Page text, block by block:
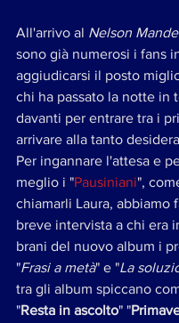
All'arrivo al Nelson
sono già numerosi i fans
aggiudicarsi il posto
chi ha passato la notte in
davanti per entrare tra i
arrivare alla tanto
Per ingannare l'attesa e
meglio i "Pausiniani",
chiamarli Laura, abbiamo
breve intervista a chi era
brani del nuovo album i
"Frasi a metà" e "La
tra gli album spiccano
"Resta in ascolto" "